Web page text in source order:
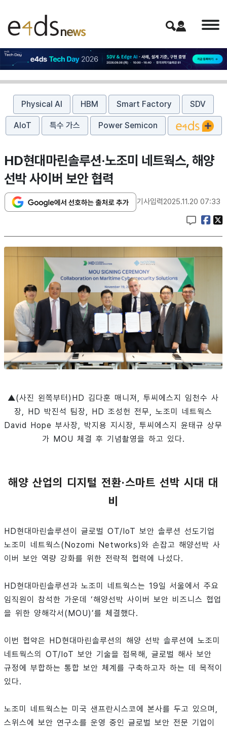
Physical AI HBM Smart Factory SDV
AIoT 특수 가스 Power Semicon
HD현대마린솔루션·노조미 네트웍스, 해양
선박 사이버 보안 협력
기사입력2025.11.20 07:33
▲(사진 왼쪽부터)HD 김다훈 매니져, 투씨에스지 임천수 사
장, HD 박진석 팀장, HD 조성헌 전무, 노조미 네트웍스
David Hope 부사장, 박지용 지시장, 투씨에스지 윤태규 상무
가 MOU 체결 후 기념촬영을 하고 있다.
해양 산업의 디지털 전환·스마트 선박 시대 대
비
HD현대마린솔루션이 글로벌 OT/IoT 보안 솔루션 선도기업
노조미 네트웍스(Nozomi Networks)와 손잡고 해양선박 사
이버 보안 역량 강화를 위한 전략적 협력에 나섰다.
HD현대마린솔루션과 노조미 네트웍스는 19일 서울에서 주요
임직원이 참석한 가운데 ‘해양선박 사이버 보안 비즈니스 협업
을 위한 양해각서(MOU)’를 체결했다.
이번 협약은 HD현대마린솔루션의 해양 선박 솔루션에 노조미
네트웍스의 OT/IoT 보안 기술을 접목해, 글로벌 해사 보안
규정에 부합하는 통합 보안 체계를 구축하고자 하는 데 목적이
있다.
노조미 네트웍스는 미국 샌프란시스코에 본사를 두고 있으며,
스위스에 보안 연구소를 운영 중인 글로벌 보안 전문 기업이